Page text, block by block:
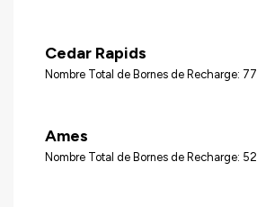
Cedar Rapids
Nombre Total de Bornes de Recharge: 77
Ames
Nombre Total de Bornes de Recharge: 52